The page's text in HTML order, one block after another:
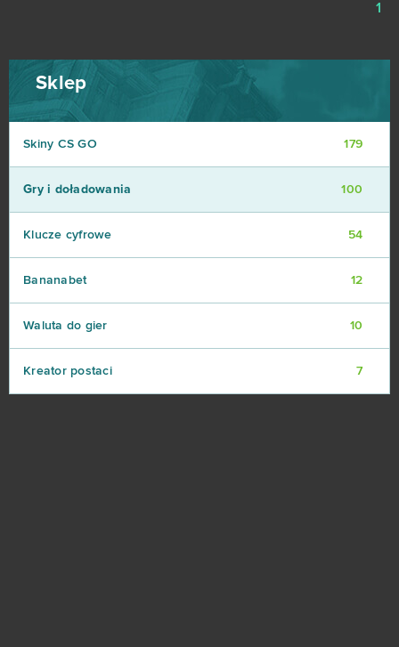
1
Sklep
Skiny CS GO 179
Gry i doładowania 100
Klucze cyfrowe 54
Bananabet 12
Waluta do gier 10
Kreator postaci 7